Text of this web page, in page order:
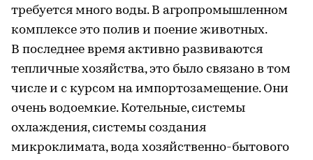
требуется много воды. В агропромышленном
комплексе это полив и поение животных.
В последнее время активно развиваются
тепличные хозяйства, это было связано в том
числе и с курсом на импортозамещение. Они
очень водоемкие. Котельные, системы
охлаждения, системы создания
микроклимата, вода хозяйственно-бытового